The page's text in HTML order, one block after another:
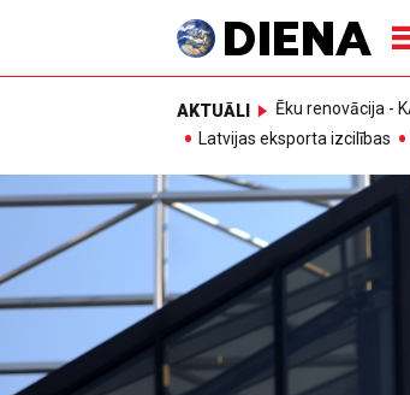
AKTUĀLI Ēku renovācija -
Latvijas eksporta izcilības